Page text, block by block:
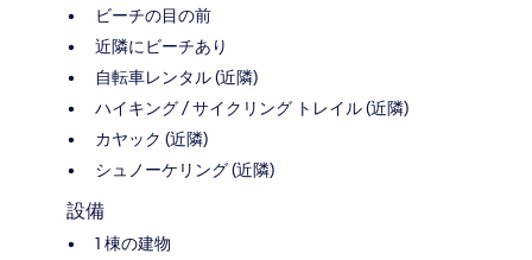
ビーチの目の前
近隣にビーチあり
自転車レンタル (近隣)
ハイキング / サイクリング トレイル (近隣)
カヤック (近隣)
シュノーケリング (近隣)
設備
1 棟の建物